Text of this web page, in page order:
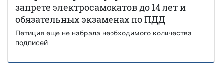
запрете электросамокатов до 14 лет и
обязательных экзаменах по ПДД
Петиция еще не набрала необходимого количества
подписей